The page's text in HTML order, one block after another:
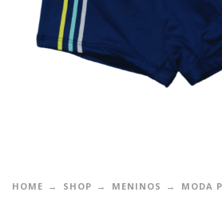
HOME SHOP MENINOS MODA